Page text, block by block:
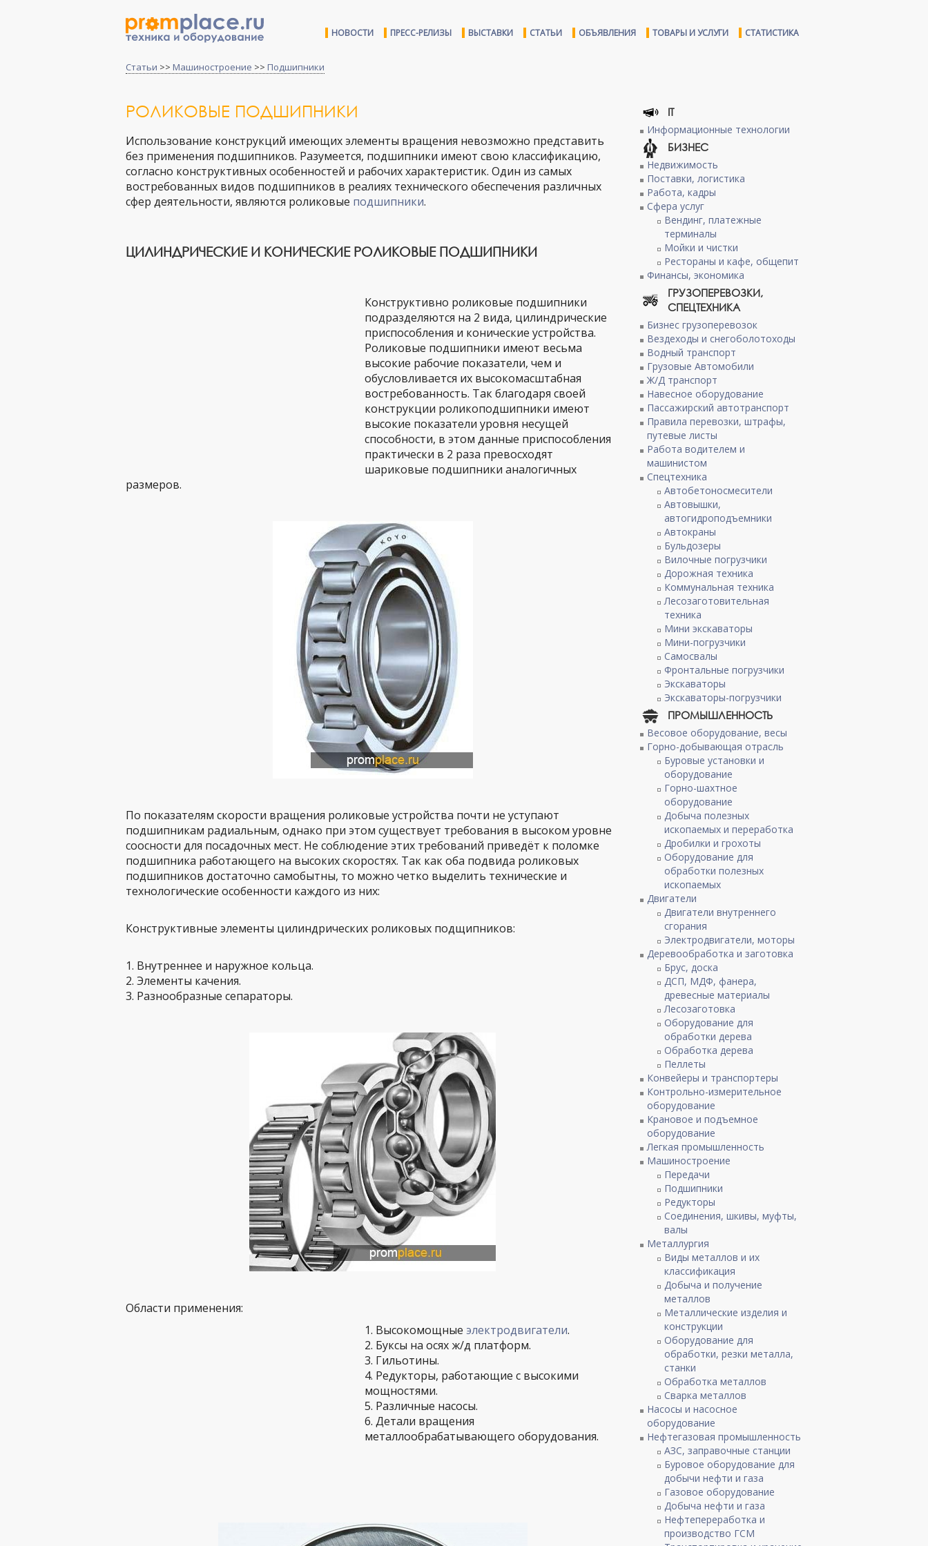
НОВОСТИ ПРЕСС-РЕЛИЗЫ ВЫСТАВКИ СТАТЬИ ОБЪЯВЛЕНИЯ ТОВАРЫ И УСЛУГИ СТАТИСТИКА
Статьи >> Машиностроение >> Подшипники
РОЛИКОВЫЕ ПОДШИПНИКИ
Использование конструкций имеющих элементы вращения невозможно представить
без применения подшипников. Разумеется, подшипники имеют свою классификацию,
согласно конструктивных особенностей и рабочих характеристик. Один из самых
востребованных видов подшипников в реалиях технического обеспечения различных
сфер деятельности, являются роликовые подшипники.
ЦИЛИНДРИЧЕСКИЕ И КОНИЧЕСКИЕ РОЛИКОВЫЕ ПОДШИПНИКИ
Конструктивно роликовые подшипники
подразделяются на 2 вида, цилиндрические
приспособления и конические устройства.
Роликовые подшипники имеют весьма
высокие рабочие показатели, чем и
обусловливается их высокомасштабная
востребованность. Так благодаря своей
конструкции роликоподшипники имеют
высокие показатели уровня несущей
способности, в этом данные приспособления
практически в 2 раза превосходят
шариковые подшипники аналогичных
размеров.
По показателям скорости вращения роликовые устройства почти не уступают
подшипникам радиальным, однако при этом существует требования в высоком уровне
соосности для посадочных мест. Не соблюдение этих требований приведёт к поломке
подшипника работающего на высоких скоростях. Так как оба подвида роликовых
подшипников достаточно самобытны, то можно четко выделить технические и
технологические особенности каждого из них:
Конструктивные элементы цилиндрических роликовых подщипников:
1. Внутреннее и наружное кольца.
2. Элементы качения.
3. Разнообразные сепараторы.
Области применения:
1. Высокомощные электродвигатели.
2. Буксы на осях ж/д платформ.
3. Гильотины.
4. Редукторы, работающие с высокими
мощностями.
5. Различные насосы.
6. Детали вращения
металлообрабатывающего оборудования.
IT
Информационные технологии
БИЗНЕС
Недвижимость
Поставки, логистика
Работа, кадры
Сфера услуг
Вендинг, платежные
терминалы
Мойки и чистки
Рестораны и кафе, общепит
Финансы, экономика
ГРУЗОПЕРЕВОЗКИ,
СПЕЦТЕХНИКА
Бизнес грузоперевозок
Вездеходы и снегоболотоходы
Водный транспорт
Грузовые Автомобили
Ж/Д транспорт
Навесное оборудование
Пассажирский автотранспорт
Правила перевозки, штрафы,
путевые листы
Работа водителем и
машинистом
Спецтехника
Автобетоносмесители
Автовышки,
автогидроподъемники
Автокраны
Бульдозеры
Вилочные погрузчики
Дорожная техника
Коммунальная техника
Лесозаготовительная
техника
Мини экскаваторы
Мини-погрузчики
Самосвалы
Фронтальные погрузчики
Экскаваторы
Экскаваторы-погрузчики
ПРОМЫШЛЕННОСТЬ
Весовое оборудование, весы
Горно-добывающая отрасль
Буровые установки и
оборудование
Горно-шахтное
оборудование
Добыча полезных
ископаемых и переработка
Дробилки и грохоты
Оборудование для
обработки полезных
ископаемых
Двигатели
Двигатели внутреннего
сгорания
Электродвигатели, моторы
Деревообработка и заготовка
Брус, доска
ДСП, МДФ, фанера,
древесные материалы
Лесозаготовка
Оборудование для
обработки дерева
Обработка дерева
Пеллеты
Конвейеры и транспортеры
Контрольно-измерительное
оборудование
Крановое и подъемное
оборудование
Легкая промышленность
Машиностроение
Передачи
Подшипники
Редукторы
Соединения, шкивы, муфты,
валы
Металлургия
Виды металлов и их
классификация
Добыча и получение
металлов
Металлические изделия и
конструкции
Оборудование для
обработки, резки металла,
станки
Обработка металлов
Сварка металлов
Насосы и насосное
оборудование
Нефтегазовая промышленность
АЗС, заправочные станции
Буровое оборудование для
добычи нефти и газа
Газовое оборудование
Добыча нефти и газа
Нефтепереработка и
производство ГСМ